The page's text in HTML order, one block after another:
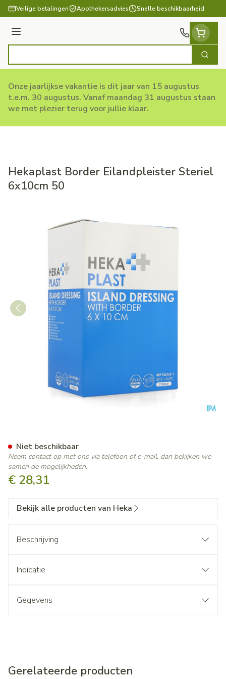
Ga naar de inhoud
Veilige betalingen Apothekersadvies Snelle beschikbaarheid
Menu
Zoek
Onze jaarlijkse vakantie is dit jaar van 15 augustus
t.e.m. 30 augustus. Vanaf maandag 31 augustus staan
we met plezier terug voor jullie klaar.
Hekaplast Border Eilandpleister Steriel
6x10cm 50
€ 28,31
Niet beschikbaar
Neem contact op met ons via telefoon of e-mail, dan bekijken we
samen de mogelijkheden.
Bekijk alle producten van Heka
Beschrijving
Indicatie
Gegevens
Gerelateerde producten